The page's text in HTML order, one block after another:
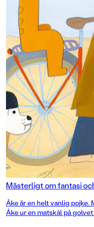
Mästerligt om fantasi
Åke är en helt vanlig pojke.
Åke ur en matskål på